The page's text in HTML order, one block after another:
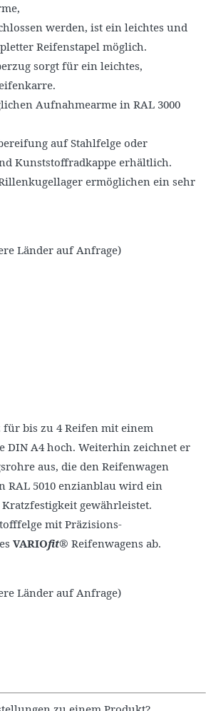
werden, ist ein leichtes und
Reifenstapel möglich.
sorgt für ein leichtes,
Aufnahmearme in RAL 3000
auf Stahlfelge oder
Kunststoffradkappe erhältlich.
ermöglichen ein sehr
Länder auf Anfrage)
für bis zu 4 Reifen mit einem
DIN A4 hoch. Weiterhin zeichnet er
aus, die den Reifenwagen
5010 enzianblau wird ein
gewährleistet.
mit Präzisions-
VARIOfit® Reifenwagens ab.
Länder auf Anfrage)